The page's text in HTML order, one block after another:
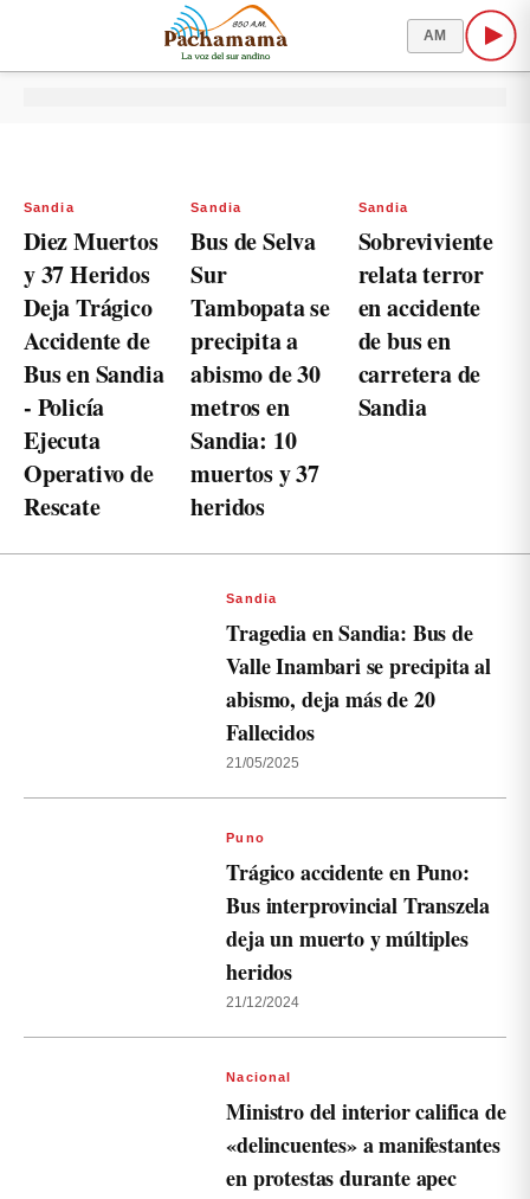
AM
Sandia
Diez Muertos
y 37 Heridos
Deja Trágico
Accidente de
Bus en Sandia
- Policía
Ejecuta
Operativo de
Rescate
Sandia
Bus de Selva
Sur
Tambopata se
precipita a
abismo de 30
metros en
Sandia: 10
muertos y 37
heridos
Sandia
Sobreviviente
relata terror
en accidente
de bus en
carretera de
Sandia
Sandia
Tragedia en Sandia: Bus de
Valle Inambari se precipita al
abismo, deja más de 20
Fallecidos
21/05/2025
Puno
Trágico accidente en Puno:
Bus interprovincial Transzela
deja un muerto y múltiples
heridos
21/12/2024
Nacional
Ministro del interior califica de
«delincuentes» a manifestantes
en protestas durante apec